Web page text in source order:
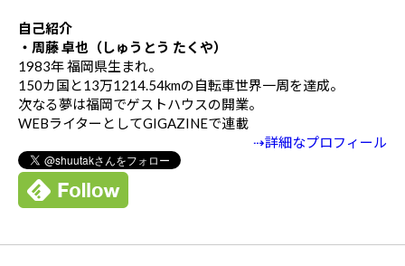
自己紹介
・周藤 卓也（しゅうとう たくや）
1983年 福岡県生まれ。
150カ国と13万1214.54kmの自転車世界一周を達成。
次なる夢は福岡でゲストハウスの開業。
WEBライターとしてGIGAZINEで連載
⇢詳細なプロフィール